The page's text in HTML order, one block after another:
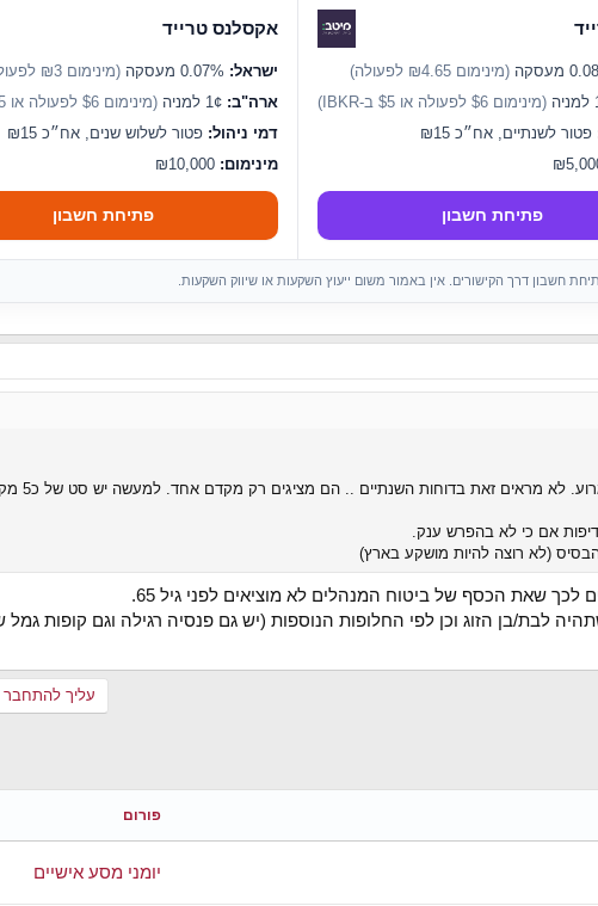
(מינימום ₪4.65 לפעולה)
(מינימום $6 לפעולה או $5 ב-IBKR)
פטור לשנתיים, אח״כ ₪15
פתיחת חשבון
אקסלנס טרייד
ישראל:
(מינימום ₪3 לפעולה)
ארה"ב:
(מינימום $6 לפעולה או $5 ב-IBKR)
דמי ניהול: פטור לשלוש שנים, אח״כ ₪15
מינימום:
פתיחת חשבון
חשבון דרך הקישורים. אין באמור משום ייעוץ השקעות או שיווק השקעות.
רוב הסיכוי
שאת הכסף של ביטוח המנהלים לא מוציאים לפני גיל 65.
הקצבה שתהיה לבת/בן הזוג וכן לפי החלופות הנוספות (יש גם פנסיה רגילה וגם
עליך להתחבר
פורום
יומני מסע אישיים